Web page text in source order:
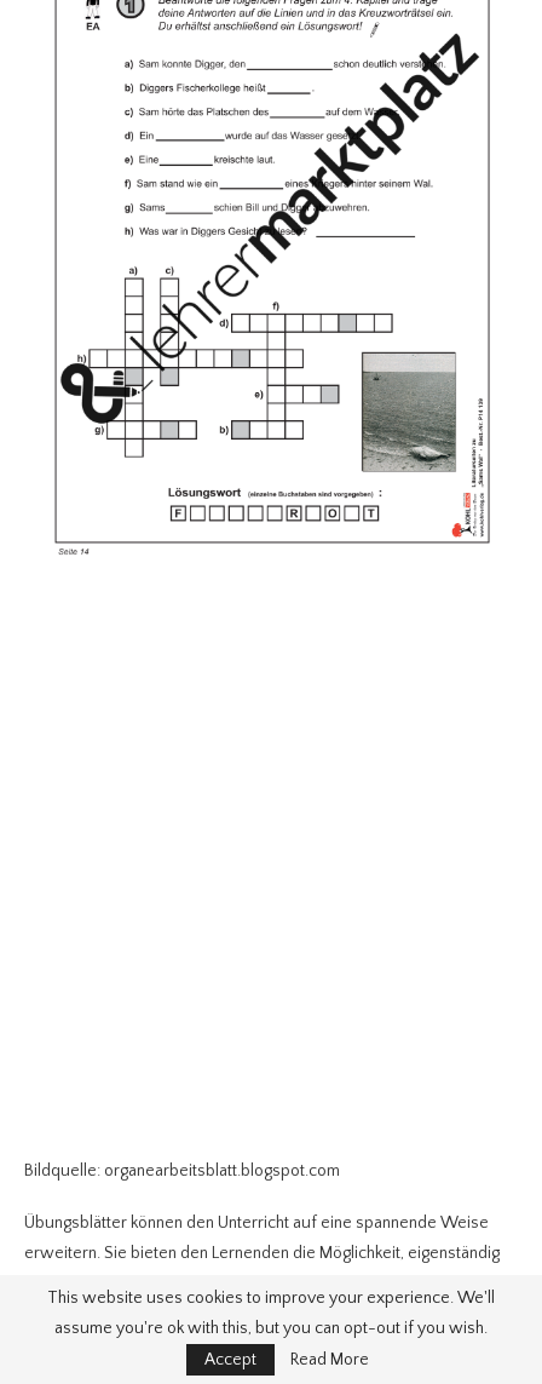
Bildquelle: organearbeitsblatt.blogspot.com
Übungsblätter können den Unterricht auf eine spannende Weise
erweitern. Sie bieten den Lernenden die Möglichkeit, eigenständig
Arbeitsblatt ist eine wertvolle Ergänzung zu jeder Unterrichtsstunde.
Schon einmal darüber nachgedacht, wie Arbeitsblätter den
Lernprozess fördern können? Wenn Sie interessiert sind, wie man
This website uses cookies to improve your experience. We'll
assume you're ok with this, but you can opt-out if you wish.
Accept
Read More